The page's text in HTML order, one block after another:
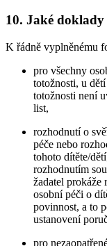
10. Jaké doklady
K řádně vyplněnému
pro všechny
totožnosti, u
totožnosti není
list,
rozhodnutí o
péče nebo
tohoto dítěte/
rozhodnutím
žadatel prokáže
osobní péči o
povinnost, a to
ustanovení
pro